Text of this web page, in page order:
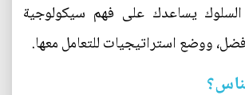
يساعدك على فهم سيكولوجية
ووضع استراتيجيات للتعامل معها.